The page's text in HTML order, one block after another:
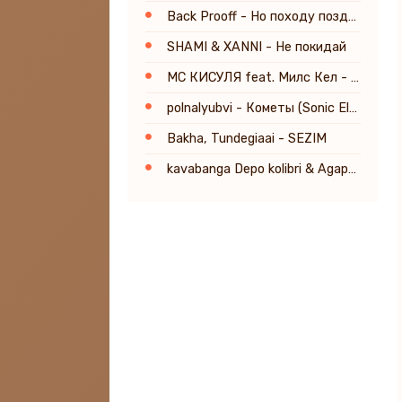
Back Prooff - Но походу поздно
SHAMI & XANNI - Не покидай
МС КИСУЛЯ feat. Милс Кел - Среда
polnalyubvi - Кометы (Sonic Elysium Remix)
Bakha, Tundegiaai - SEZIM
kavabanga Depo kolibri & Agape - Любов, як осінь